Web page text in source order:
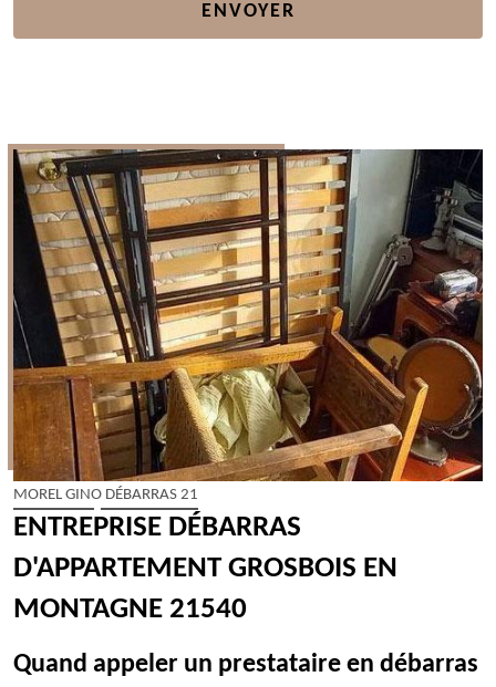
MOREL GINO DÉBARRAS 21
ENTREPRISE DÉBARRAS
D'APPARTEMENT GROSBOIS EN
MONTAGNE 21540
Quand appeler un prestataire en débarras